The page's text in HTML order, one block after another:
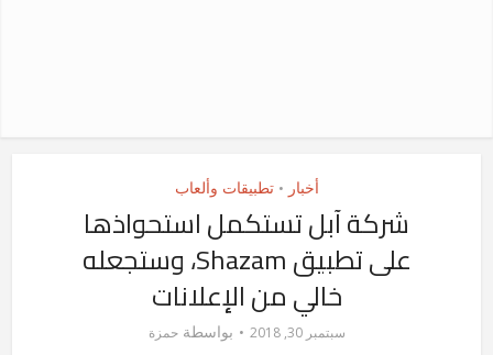
أخبار • تطبيقات وألعاب
شركة آبل تستكمل استحواذها
على تطبيق Shazam، وستجعله
خالي من الإعلانات
سبتمبر 30, 2018 بواسطةحمزة